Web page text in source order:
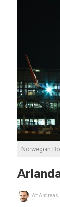
Norwegian
Af:Andreas